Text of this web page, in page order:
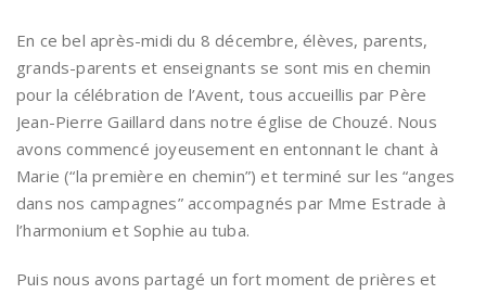
En ce bel après-midi du 8 décembre, élèves, parents,
grands-parents et enseignants se sont mis en chemin
pour la célébration de l’Avent, tous accueillis par Père
Jean-Pierre Gaillard dans notre église de Chouzé. Nous
avons commencé joyeusement en entonnant le chant à
Marie (“la première en chemin”) et terminé sur les “anges
dans nos campagnes” accompagnés par Mme Estrade à
l’harmonium et Sophie au tuba.
Puis nous avons partagé un fort moment de prières et